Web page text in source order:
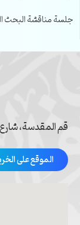
جلسة مناقشة البحث
قم المقدسة،
الموقع على